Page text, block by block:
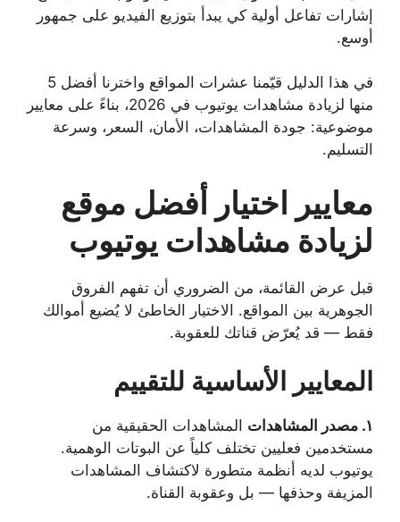
إشارات تفاعل أولية كي يبدأ بتوزيع الفيديو على جمهور
أوسع.
في هذا الدليل قيّمنا عشرات المواقع واخترنا أفضل 5
منها لزيادة مشاهدات يوتيوب في 2026، بناءً على معايير
موضوعية: جودة المشاهدات، الأمان، السعر، وسرعة
التسليم.
معايير اختيار أفضل موقع
لزيادة مشاهدات يوتيوب
قبل عرض القائمة، من الضروري أن تفهم الفروق
الجوهرية بين المواقع. الاختيار الخاطئ لا يُضيع أموالك
فقط — قد يُعرّض قناتك للعقوبة.
المعايير الأساسية للتقييم
١. مصدر المشاهدات
المشاهدات الحقيقية من
مستخدمين فعليين تختلف كلياً عن البوتات الوهمية.
يوتيوب لديه أنظمة متطورة لاكتشاف المشاهدات
المزيفة وحذفها — بل وعقوبة القناة.